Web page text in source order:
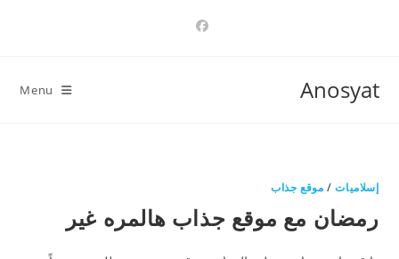
Anosyat
Menu
إسلاميات/ موقع جذاب
رمضان مع موقع جذاب هالمره غير